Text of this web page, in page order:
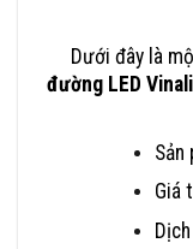
Dưới đây là
đường LED
Sản
Giá